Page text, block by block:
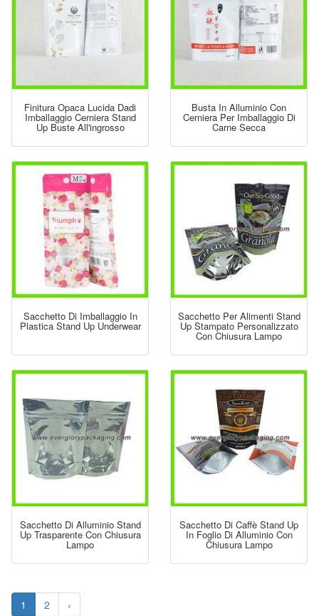
Finitura Opaca Lucida Dadi
Imballaggio Cerniera Stand
Up Buste All'ingrosso
Busta In Alluminio Con
Cerniera Per Imballaggio Di
Carne Secca
Sacchetto Di Imballaggio In
Plastica Stand Up Underwear
Sacchetto Per Alimenti Stand
Up Stampato Personalizzato
Con Chiusura Lampo
Sacchetto Di Alluminio Stand
Up Trasparente Con Chiusura
Lampo
Sacchetto Di Caffè Stand Up
In Foglio Di Alluminio Con
Chiusura Lampo
1 2 ›